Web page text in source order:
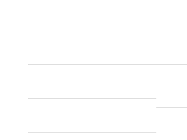
Länge:180 cm
Breite:127 cm
Dicke:7 mm